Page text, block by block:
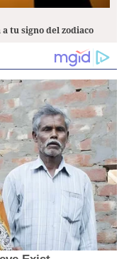
tu signo del zodiaco